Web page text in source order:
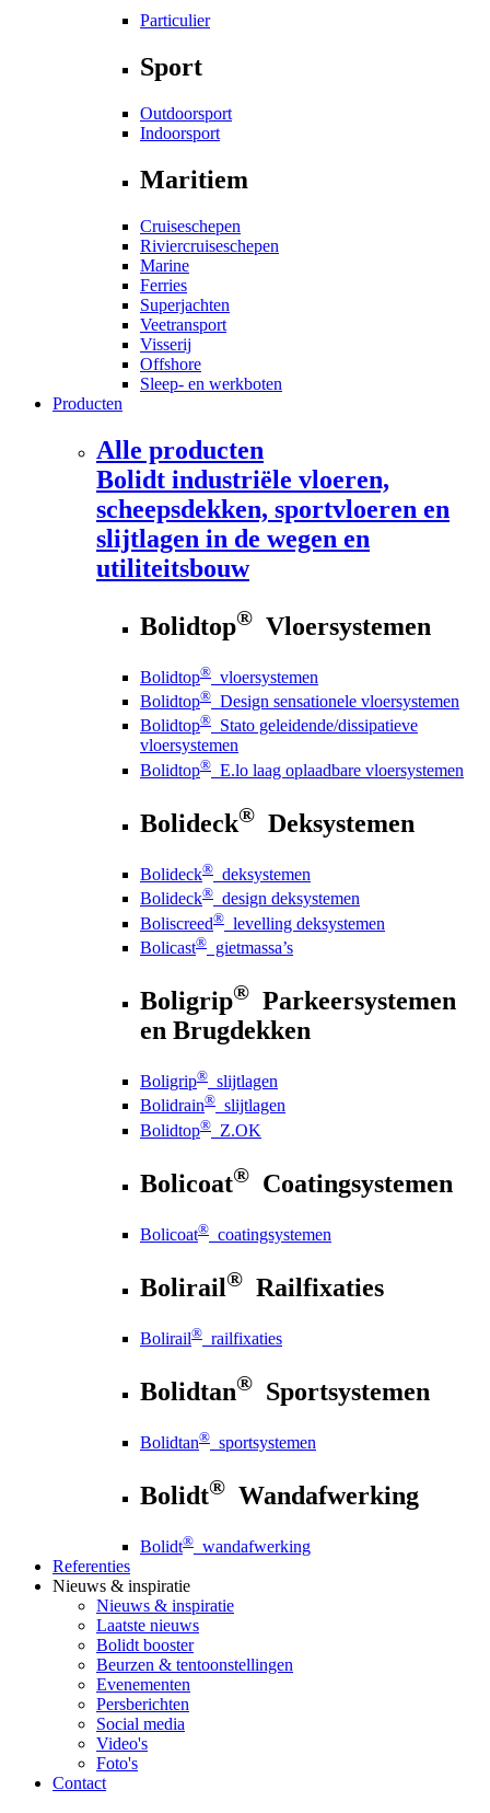
Particulier
Sport
Outdoorsport
Indoorsport
Maritiem
Cruiseschepen
Riviercruiseschepen
Marine
Ferries
Superjachten
Veetransport
Visserij
Offshore
Sleep- en werkboten
Producten
Alle producten
Bolidt industriële vloeren,
scheepsdekken, sportvloeren en
slijtlagen in de wegen en
utiliteitsbouw
Bolidtop® Vloersystemen
Bolidtop® vloersystemen
Bolidtop® Design sensationele vloersystemen
Bolidtop® Stato geleidende/dissipatieve
vloersystemen
Bolidtop® E.lo laag oplaadbare vloersystemen
Bolideck® Deksystemen
Bolideck® deksystemen
Bolideck® design deksystemen
Boliscreed® levelling deksystemen
Bolicast® gietmassa’s
Boligrip® Parkeersystemen
en Brugdekken
Boligrip® slijtlagen
Bolidrain® slijtlagen
Bolidtop® Z.OK
Bolicoat® Coatingsystemen
Bolicoat® coatingsystemen
Bolirail® Railfixaties
Bolirail® railfixaties
Bolidtan® Sportsystemen
Bolidtan® sportsystemen
Bolidt® Wandafwerking
Bolidt® wandafwerking
Referenties
Nieuws & inspiratie
Nieuws & inspiratie
Laatste nieuws
Bolidt booster
Beurzen & tentoonstellingen
Evenementen
Persberichten
Social media
Video's
Foto's
Contact